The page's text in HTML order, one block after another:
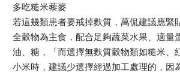
多吃糙米藜麥
若這幾類患者要戒掉麩質，萬侃建議應緊
全穀物為主食，配合足夠蔬菜水果、適量
油、糖，「而選擇無麩質穀物類如糙米、
小米時，建議少選擇經過加工處理的，因